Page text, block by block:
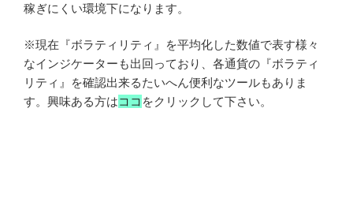
稼ぎにくい環境下になります。
※現在『ボラティリティ』を平均化した数値で表す様々
なインジケーターも出回っており、各通貨の『ボラティ
リティ』を確認出来るたいへん便利なツールもありま
す。興味ある方はココ をクリックして下さい。